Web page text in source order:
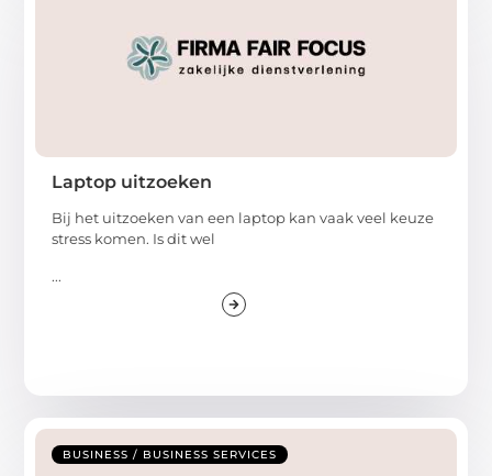
Laptop uitzoeken
Bij het uitzoeken van een laptop kan vaak veel keuze
stress komen. Is dit wel
...
BUSINESS / BUSINESS SERVICES